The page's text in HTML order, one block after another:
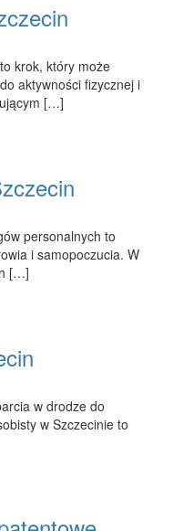
krok, który może
aktywności fizycznej i
[…]
personalnych to
i samopoczucia. W
[…]
w drodze do
w Szczecinie to